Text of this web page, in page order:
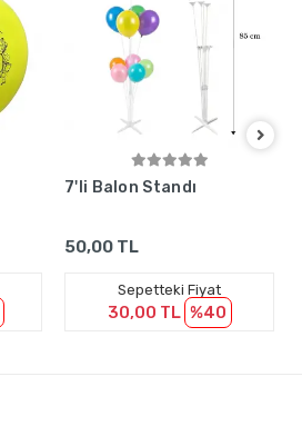
7'li Balon Standı
50,00 TL
Sepetteki Fiyat
30,00 TL %40